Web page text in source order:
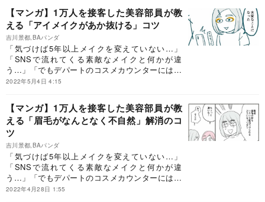
か！」とやり過ごしているーー『メイクがなんと
なく変なので友達の美容部員にコツを全部聞いて
みた』の著者で、マンガ家の吉川景都さんもそう
した一人でした。本書はアラフォーになり「顔面
迷子状態」だった吉川さんが、小学校からの幼な
じみで現役美容部員のBAパンダさんに、たまた
ま悩みを打ち明けたことがきっかけで生まれた一
冊です。二人の楽しいやりとりと、BAパンダさ
題となり、マンガはTwitterで累計70万いいね！を
獲得。「メイクをこんなふうに、友達に教えてほ
しかった！」「まさに求めていた本！」と大反響
が寄せられています。この連載では、本書から特
別に内容を抜粋して紹介します。
【マンガ】1万人を接客した美容部員が教
える「アイメイクがあか抜ける」コツ
吉川景都,BAパンダ
「気づけば5年以上メイクを変えていない…」
「SNSで流れてくる素敵なメイクと何かが違
う…」「でもデパートのコスメカウンターには行
きづらい…」メイクに違和感を抱えつつ、つい時
か！」とやり過ごしているーー『メイクがなんと
なく変なので友達の美容部員にコツを全部聞いて
みた』の著者で、マンガ家の吉川景都さんもそう
した一人でした。本書はアラフォーになり「顔面
迷子状態」だった吉川さんが、小学校からの幼な
じみで現役美容部員のBAパンダさんに、たまた
ま悩みを打ち明けたことがきっかけで生まれた一
冊です。二人の楽しいやりとりと、BAパンダさ
んが教える目からウロコのメイクテクニックが話
2022年5月4日 4:15
【マンガ】1万人を接客した美容部員が教
える「眉毛がなんとなく不自然」解消のコ
ツ
吉川景都,BAパンダ
「気づけば5年以上メイクを変えていない…」
「SNSで流れてくる素敵なメイクと何かが違
う…」「でもデパートのコスメカウンターには行
きづらい…」メイクに違和感を抱えつつ、つい時
2022年4月28日 1:55